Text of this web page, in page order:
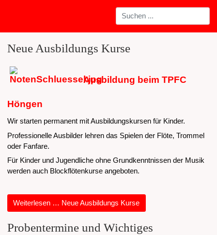
Neue Ausbildungs Kurse
Ausbildung beim TPFC
Höngen
Wir starten permanent mit Ausbildungskursen für Kinder.
Professionelle Ausbilder lehren das Spielen der Flöte, Trommel
oder Fanfare.
Für Kinder und Jugendliche ohne Grundkenntnissen der Musik
werden auch Blockflötenkurse angeboten.
Weiterlesen … Neue Ausbildungs Kurse
Probentermine und Wichtiges